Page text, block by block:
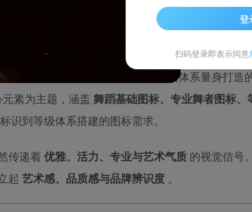
舞蹈论坛、舞蹈考级平台及用户等级体系量身打造
素为主题，涵盖 舞蹈基础图标、专业舞者图标、
识到等级体系搭建的图标需求。
传递着 优雅、活力、专业与艺术气质 的视觉信号
起 艺术感、品质感与品牌辨识度 。
登
扫码登录即表示同意